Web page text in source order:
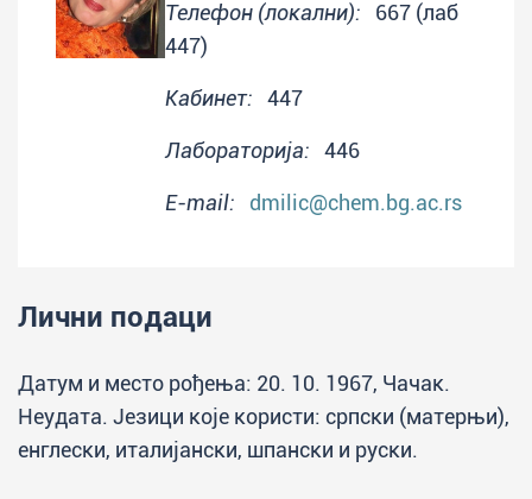
Телефон (локални): 667 (лаб
447)
Кабинет: 447
Лабораторија: 446
E-mail: dmilic@chem.bg.ac.rs
Лични подаци
Датум и место рођења: 20. 10. 1967, Чачак.
Неудата. Језици које користи: српски (матерњи),
енглески, италијански, шпански и руски.